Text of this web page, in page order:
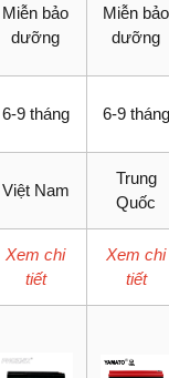
Miễn bảo
dưỡng
Miễn bảo
dưỡng
6-9 tháng 6-9 tháng
Việt Nam
Trung
Quốc
Xem chi
tiết
Xem chi
tiết